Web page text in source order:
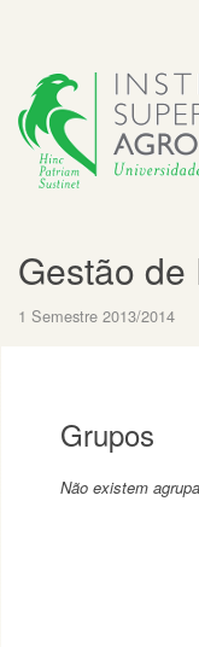
Gestão
1 Semestre 2013/2014
Grupos
Não existem